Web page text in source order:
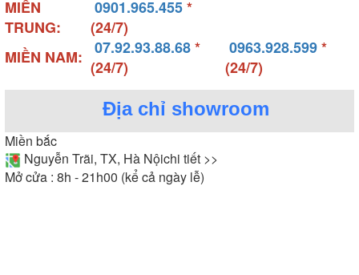
MIỀN
TRUNG:
0901.965.455*
(24/7)
MIỀN NAM:
07.92.93.88.68*
(24/7)
0963.928.599*
(24/7)
Địa chỉ showroom
Miền bắc
Nguyễn Trãi, TX, Hà Nộichi tiết >>
Mở cửa : 8h - 21h00 (kể cả ngày lễ)